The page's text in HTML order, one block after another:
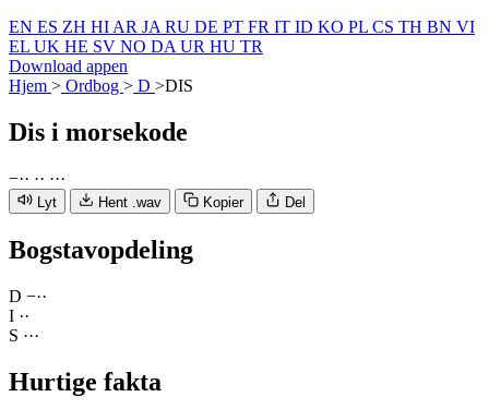
EN ES ZH HI AR JA RU DE PT FR IT ID KO PL CS TH BN VI
EL UK HE SV NO DA UR HU TR
Download appen
Hjem > Ordbog > D >DIS
Dis i morsekode
−·· ·· ···
Lyt Hent .wav Kopier Del
Bogstavopdeling
D −··
I ··
S ···
Hurtige fakta